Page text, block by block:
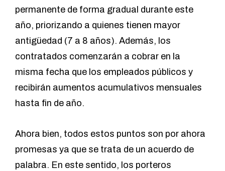
permanente de forma gradual durante este
año, priorizando a quienes tienen mayor
antigüedad (7 a 8 años). Además, los
contratados comenzarán a cobrar en la
misma fecha que los empleados públicos y
recibirán aumentos acumulativos mensuales
hasta fin de año.
Ahora bien, todos estos puntos son por ahora
promesas ya que se trata de un acuerdo de
palabra. En este sentido, los porteros